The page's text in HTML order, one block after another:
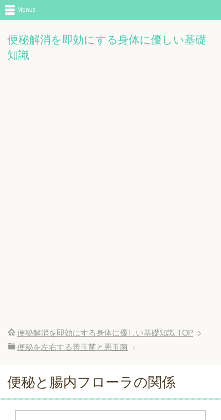
便秘解消を即効にする身体に優しい基礎
知識
Menus
便秘解消を即効にする身体に優しい基礎知識 TOP
便秘を左右する善玉菌と悪玉菌
便秘と腸内フローラの関係